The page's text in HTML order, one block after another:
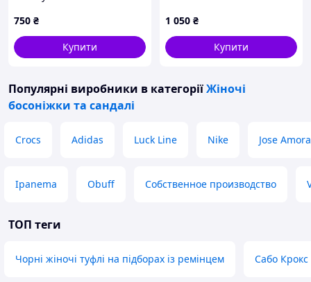
750 ₴
Купити
1 050 ₴
Купити
Популярні виробники в категоріїЖіночі
босоніжки та сандалі
Crocs Adidas Luck Line Nike Jose
Ipanema Obuff Собственное производство
ТОП теги
Чорні жіночі туфлі на підборах із ремінцем Сабо Крокс